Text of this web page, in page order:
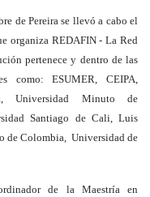
de Pereira se llevó a cabo el
organiza REDAFIN - La Red
pertenece y dentro de las
como: ESUMER, CEIPA,
Universidad Minuto de
Santiago de Cali, Luis
de Colombia, Universidad de
de la Maestría en